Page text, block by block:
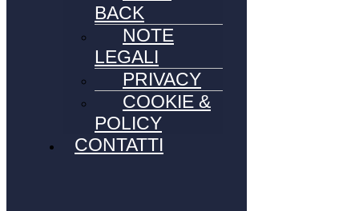
BACK
NOTE
LEGALI
PRIVACY
COOKIE &
POLICY
CONTATTI